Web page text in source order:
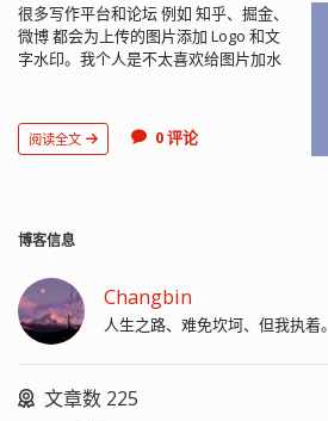
很多写作平台和论坛 例如 知乎、掘金、
微博 都会为上传的图片添加 Logo 和文
字水印。我个人是不太喜欢给图片加水
的博客被一个采集站采集，这个采集站
用的程序还能把我文章中出现的有关我
阅读全文 0 评论
博客信息
Changbin
人生之路、难免坎坷、但我执着。
文章数 225